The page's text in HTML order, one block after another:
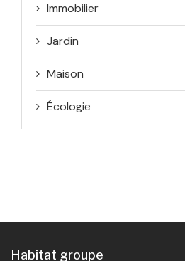
Immobilier
Jardin
Maison
Écologie
Habitat groupe